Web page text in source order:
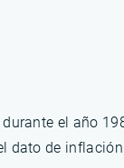
el año
dato de